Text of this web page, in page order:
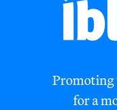
Promoting
for a